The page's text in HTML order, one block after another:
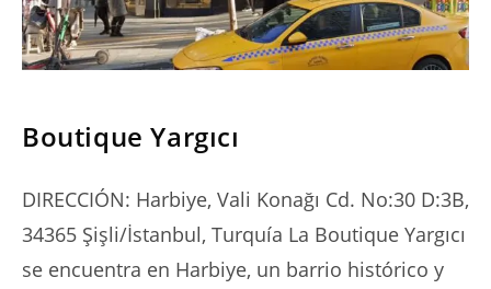
Boutique Yargıcı
DIRECCIÓN: Harbiye, Vali Konağı Cd. No:30 D:3B,
34365 Şişli/İstanbul, Turquía La Boutique Yargıcı
se encuentra en Harbiye, un barrio histórico y